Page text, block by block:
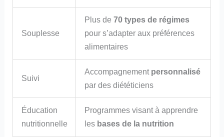
Souplesse
Plus de 70 types de régimes
pour s’adapter aux préférences
alimentaires
Suivi
Accompagnement personnalisé
par des diététiciens
Éducation
nutritionnelle
Programmes visant à apprendre
les bases de la nutrition